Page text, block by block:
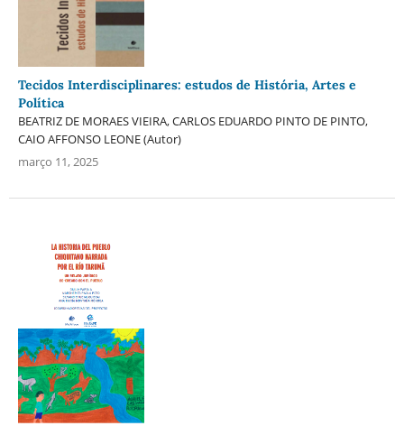
Tecidos Interdisciplinares: estudos de História, Artes e
Política
BEATRIZ DE MORAES VIEIRA, CARLOS EDUARDO PINTO DE PINTO,
CAIO AFFONSO LEONE (Autor)
março 11, 2025